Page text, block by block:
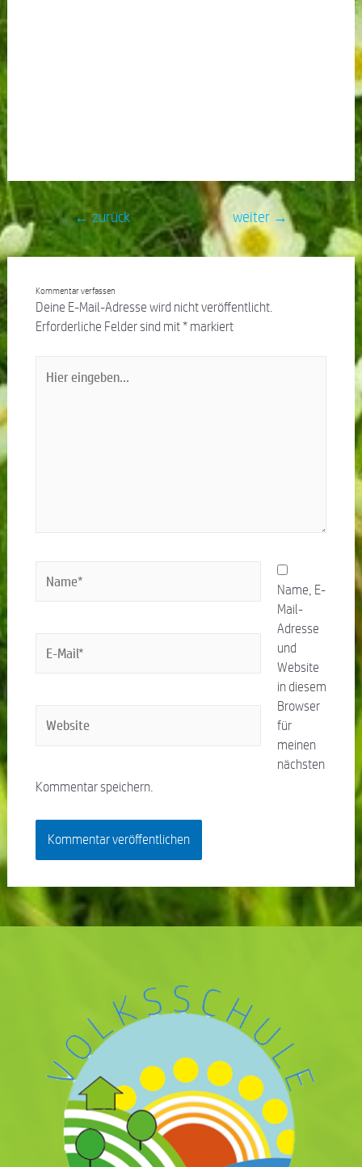
←zurück weiter →
Kommentar verfassen
Deine E-Mail-Adresse wird nicht veröffentlicht.
Erforderliche Felder sind mit*markiert
Name, E-
Mail-
Adresse
und
Website
in diesem
Browser
für
meinen
nächsten
Kommentar speichern.